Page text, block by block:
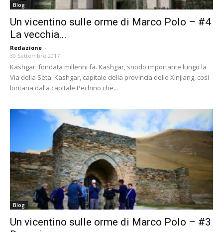
Blog
Un vicentino sulle orme di Marco Polo – #4
La vecchia...
Redazione -
30 Settembre 2017
Kashgar, fondata millenni fa. Kashgar, snodo importante lungo la
Via della Seta. Kashgar, capitale della provincia dello Xinjiang, così
lontana dalla capitale Pechino che...
Blog
Un vicentino sulle orme di Marco Polo – #3